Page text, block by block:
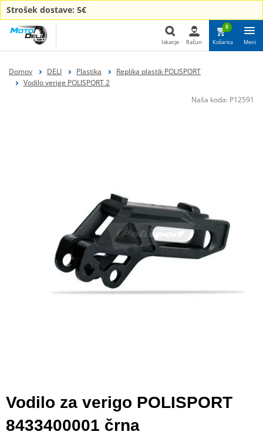
Strošek dostave: 5€
Iskanje Račun
0
Košarica Meni
Domov DELI Plastika
Replika plastik POLISPORT
Vodilo verige POLISPORT 2
Naša koda: P12591
Vodilo za verigo POLISPORT
8433400001 črna